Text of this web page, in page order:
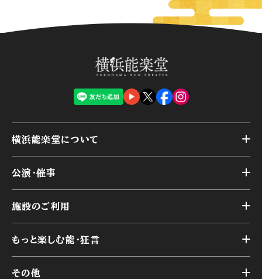
横浜能楽堂について
横浜能楽堂が取り組んだ事業
能舞台の歴史と特徴
様々なお客様に向けて
本舞台座席
交通アクセス
公演・催事
アーカイブ
施設のご利用
第二舞台
もっと楽しむ能・狂言
その他